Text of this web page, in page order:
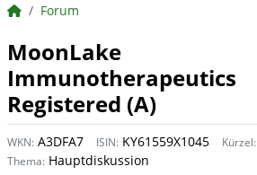
BörsenNEWS.de
Forum
MoonLake
Immunotherapeutics
Registered (A)
WKN: A3DFA7 ISIN: KY61559X1045 Kürzel:
Thema: Hauptdiskussion